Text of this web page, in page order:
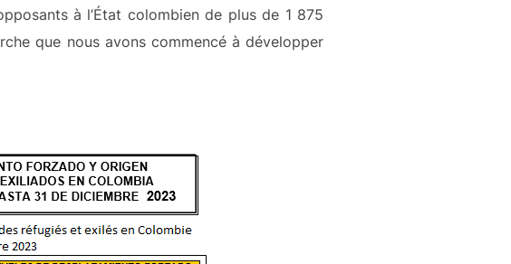
à l’État colombien de plus de 1 875
que nous avons commencé à développer